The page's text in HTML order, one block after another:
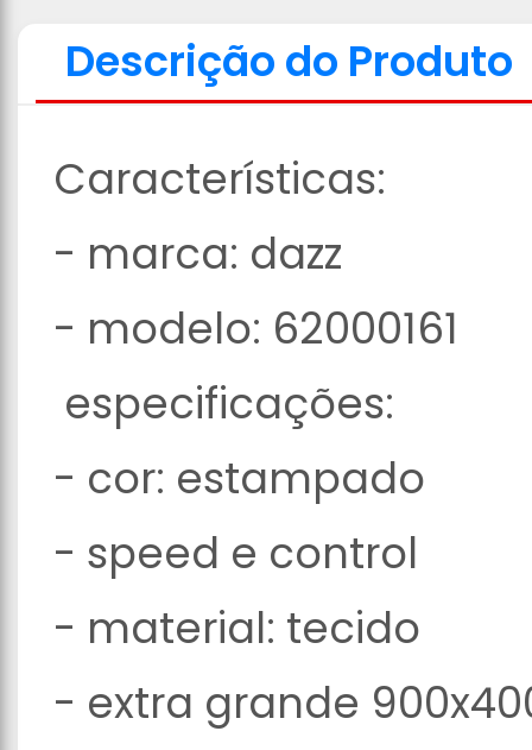
Descrição do Produto
Características:
- marca: dazz
- modelo: 62000161
especificações:
- cor: estampado
- speed e control
- material: tecido
- extra grande